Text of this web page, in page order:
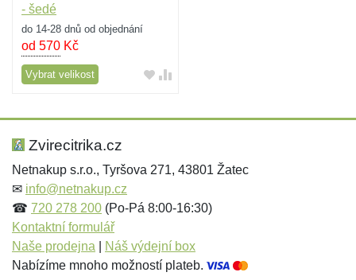
- šedé
do 14-28 dnů od objednání
od 570 Kč
Vybrat velikost
Zvirecitrika.cz
Netnakup s.r.o., Tyršova 271, 43801 Žatec
✉ info@netnakup.cz
☎ 720 278 200 (Po-Pá 8:00-16:30)
Kontaktní formulář
Naše prodejna
Náš výdejní box
Nabízíme mnoho možností plateb.